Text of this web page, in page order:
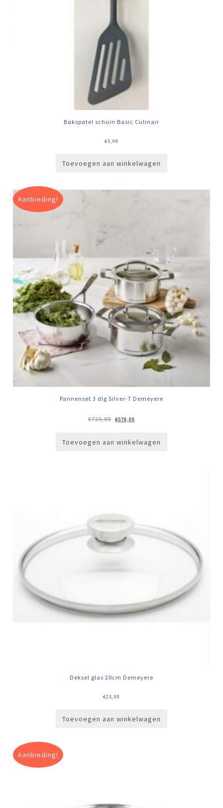
Bakspatel schuin Basic Culinair
€5,99
Toevoegen aan winkelwagen
Aanbieding!
Pannenset 3 dlg Silver-7 Demeyere
€725,00
Oorspronkelijke
prijs
€579,00
prijs
Toevoegen aan winkelwagen
Deksel glas 20cm Demeyere
€25,00
Toevoegen aan winkelwagen
Aanbieding!